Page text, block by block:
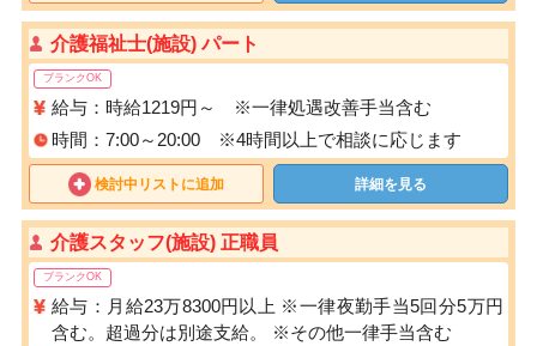
介護福祉士(施設) パート
ブランクOK
給与：時給1219円～ ※一律処遇改善手当含む
時間：7:00～20:00 ※4時間以上で相談に応じます
検討中リストに追加 詳細を見る
介護スタッフ(施設) 正職員
ブランクOK
給与：月給23万8300円以上 ※一律夜勤手当5回分5万円
含む。超過分は別途支給。 ※その他一律手当含む